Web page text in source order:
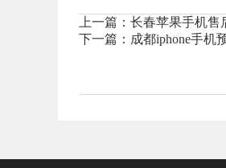
上一篇：长春苹果手机售
下一篇： 成都iphone手机